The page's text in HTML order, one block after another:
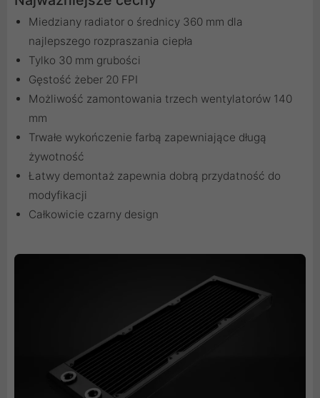
Miedziany radiator o średnicy 360 mm dla
najlepszego rozpraszania ciepła
Tylko 30 mm grubości
Gęstość żeber 20 FPI
Możliwość zamontowania trzech wentylatorów 140
mm
Trwałe wykończenie farbą zapewniające długą
żywotność
Łatwy demontaż zapewnia dobrą przydatność do
modyfikacji
Całkowicie czarny design